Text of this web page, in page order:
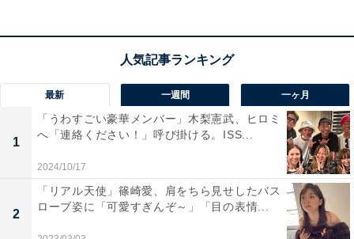
最新 一週間 一ヶ月
1
「うわすごい豪華メンバー」木梨憲武、ヒロミ
へ「連絡ください！」呼び掛ける。ISS...
2024/10/17
2
「リアル天使」篠崎愛、肩をちら見せしたバス
ローブ姿に「可愛すぎんぞ～」「目の表情...